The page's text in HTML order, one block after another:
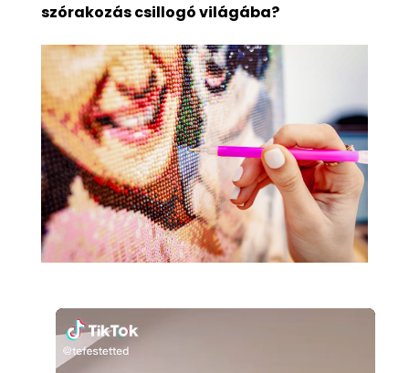
szórakozás csillogó világába?